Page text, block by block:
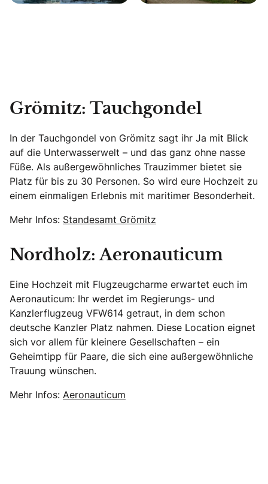
Grömitz: Tauchgondel
In der Tauchgondel von Grömitz sagt ihr Ja mit Blick
auf die Unterwasserwelt – und das ganz ohne nasse
Füße. Als außergewöhnliches Trauzimmer bietet sie
Platz für bis zu 30 Personen. So wird eure Hochzeit zu
einem einmaligen Erlebnis mit maritimer Besonderheit.
Mehr Infos: Standesamt Grömitz
Nordholz: Aeronauticum
Eine Hochzeit mit Flugzeugcharme erwartet euch im
Aeronauticum: Ihr werdet im Regierungs- und
Kanzlerflugzeug VFW614 getraut, in dem schon
deutsche Kanzler Platz nahmen. Diese Location eignet
sich vor allem für kleinere Gesellschaften – ein
Geheimtipp für Paare, die sich eine außergewöhnliche
Trauung wünschen.
Mehr Infos: Aeronauticum